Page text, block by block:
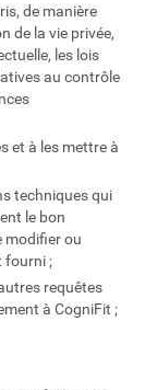
de manière
de la vie privée,
les lois
au contrôle
et à les mettre à
techniques qui
le bon
modifier ou
fourni ;
requêtes
à CogniFit ;